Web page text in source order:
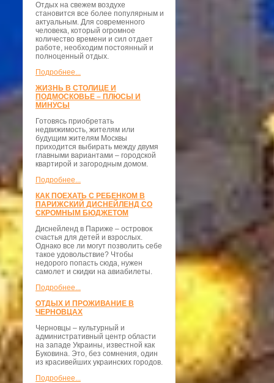
Отдых на свежем воздухе
становится все более популярным и
актуальным. Для современного
человека, который огромное
количество времени и сил отдает
работе, необходим постоянный и
полноценный отдых.
Подробнее...
ЖИЗНЬ В СТОЛИЦЕ И
ПОДМОСКОВЬЕ – ПЛЮСЫ И
МИНУСЫ
Готовясь приобретать
недвижимость, жителям или
будущим жителям Москвы
приходится выбирать между двумя
главными вариантами – городской
квартирой и загородным домом.
Подробнее...
КАК ПОЕХАТЬ С РЕБЕНКОМ В
ПАРИЖСКИЙ ДИСНЕЙЛЕНД СО
СКРОМНЫМ БЮДЖЕТОМ
Диснейленд в Париже – островок
счастья для детей и взрослых.
Однако все ли могут позволить себе
такое удовольствие? Чтобы
недорого попасть сюда, нужен
самолет и скидки на авиабилеты.
Подробнее...
ОТДЫХ И ПРОЖИВАНИЕ В
ЧЕРНОВЦАХ
Черновцы – культурный и
административный центр области
на западе Украины, известной как
Буковина. Это, без сомнения, один
из красивейших украинских городов.
Подробнее...